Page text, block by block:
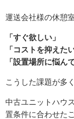
運送会社様の休憩
「すぐ欲しい」
「コストを抑えたい
「設置場所に悩ん
こうした課題が多
中古ユニットハウ
置条件に合わせた